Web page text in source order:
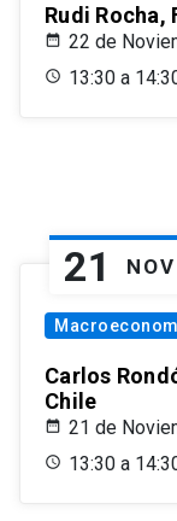
Rudi Rocha,
22 de
13:30 a
21 NOV
Carlos
Chile
21 de
13:30 a